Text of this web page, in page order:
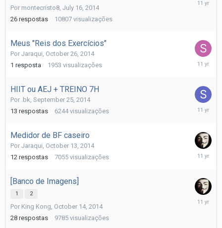
Por montecristo8 July 16, 2014
26 respostas 10807 visualizações
Meus "Reis dos Exercícios"
Por Jaraqui October 26, 2014
1 resposta 1953 visualizações
October
HIIT ou AEJ + TREINO 7H
Por .bk September 25, 2014
13 respostas 6244 visualizações
October
Medidor de BF caseiro
Por Jaraqui October 13, 2014
12 respostas 7055 visualizações
October
[Banco de Imagens]
1 2
Por King Kong October 14, 2014
28 respostas 9785 visualizações
October